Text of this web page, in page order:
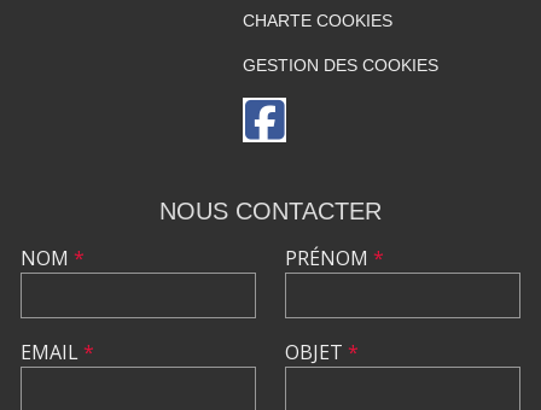
CHARTE COOKIES
GESTION DES COOKIES
NOUS CONTACTER
NOM *
EMAIL*
PRÉNOM *
OBJET *